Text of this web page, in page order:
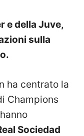
e della Juve,
sulla
ha centrato la
Champions
Sociedad